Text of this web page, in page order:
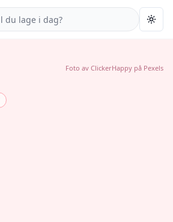
Foto av ClickerHappy på Pexels